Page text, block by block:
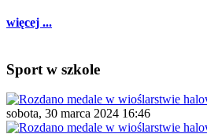
więcej ...
Sport w szkole
sobota, 30 marca 2024 16:46